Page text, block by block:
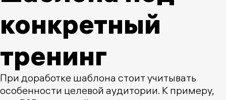
конкретный
тренинг
При доработке шаблона стоит учитывать
особенности целевой аудитории. К примеру,